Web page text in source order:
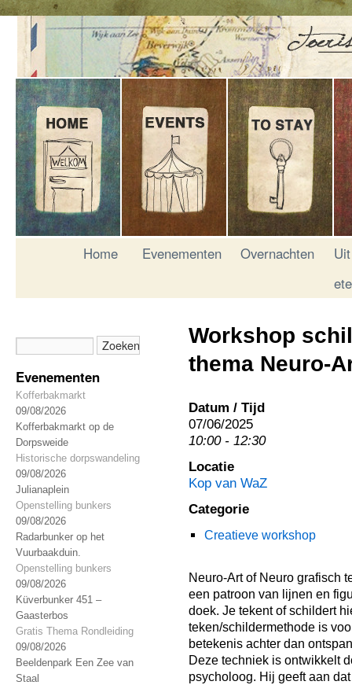
Home Evenementen Overnachten
Uit
Evenementen
Kofferbakmarkt
09/08/2026
Kofferbakmarkt op de
Dorpsweide
Historische dorpswandeling
09/08/2026
Julianaplein
Openstelling bunkers
09/08/2026
Radarbunker op het
Vuurbaakduin.
Openstelling bunkers
09/08/2026
Küverbunker 451 –
Gaasterbos
Gratis Thema Rondleiding
09/08/2026
Beeldenpark Een Zee van
Staal
Workshop
thema Neuro-
Datum / Tijd
07/06/2025
10:00 - 12:30
Locatie
Kop van WaZ
Categorie
Creatieve workshop
Neuro-Art of Neuro grafisch
een patroon van lijnen en
doek. Je tekent of schildert
teken/schildermethode is
betekenis achter dan
Deze techniek is ontwikkelt
psycholoog. Hij geeft aan